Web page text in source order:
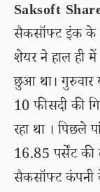
Saksoft
सैकसॉफ्ट इंक के
शेयर ने हाल ही
छुआ था। गुरुवार
10 फीसदी की
रहा था । पिछले
16.85 पर्सेंट
सैकसॉफ्ट कंपनी